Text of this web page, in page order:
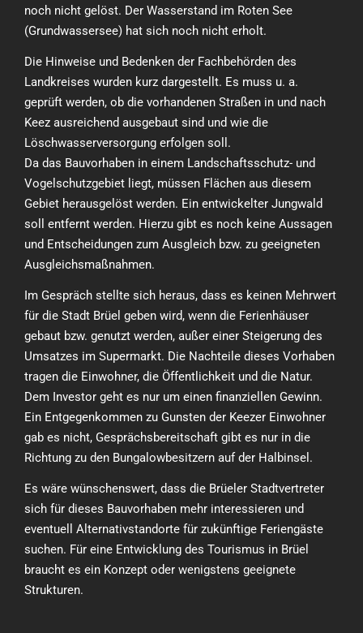
noch nicht gelöst. Der Wasserstand im Roten See
(Grundwassersee) hat sich noch nicht erholt.
Die Hinweise und Bedenken der Fachbehörden des
Landkreises wurden kurz dargestellt. Es muss u. a.
geprüft werden, ob die vorhandenen Straßen in und nach
Keez ausreichend ausgebaut sind und wie die
Löschwasserversorgung erfolgen soll.
Da das Bauvorhaben in einem Landschaftsschutz- und
Vogelschutzgebiet liegt, müssen Flächen aus diesem
Gebiet herausgelöst werden. Ein entwickelter Jungwald
soll entfernt werden. Hierzu gibt es noch keine Aussagen
und Entscheidungen zum Ausgleich bzw. zu geeigneten
Ausgleichsmaßnahmen.
Im Gespräch stellte sich heraus, dass es keinen Mehrwert
für die Stadt Brüel geben wird, wenn die Ferienhäuser
gebaut bzw. genutzt werden, außer einer Steigerung des
Umsatzes im Supermarkt. Die Nachteile dieses Vorhaben
tragen die Einwohner, die Öffentlichkeit und die Natur.
Dem Investor geht es nur um einen finanziellen Gewinn.
Ein Entgegenkommen zu Gunsten der Keezer Einwohner
gab es nicht, Gesprächsbereitschaft gibt es nur in die
Richtung zu den Bungalowbesitzern auf der Halbinsel.
Es wäre wünschenswert, dass die Brüeler Stadtvertreter
sich für dieses Bauvorhaben mehr interessieren und
eventuell Alternativstandorte für zukünftige Feriengäste
suchen. Für eine Entwicklung des Tourismus in Brüel
braucht es ein Konzept oder wenigstens geeignete
Strukturen.